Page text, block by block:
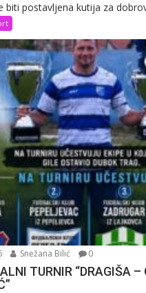
biti postavljena kutija za
Snežana Bilić 0
TURNIR “DRAGIŠA –